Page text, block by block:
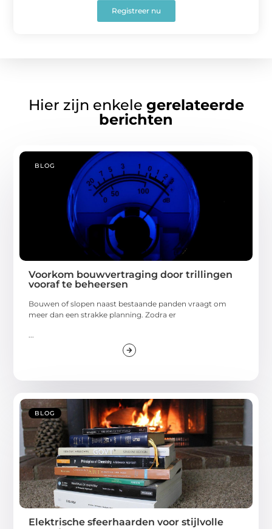
Registreer nu
Hier zijn enkele gerelateerde
berichten
BLOG
Voorkom bouwvertraging door trillingen
vooraf te beheersen
Bouwen of slopen naast bestaande panden vraagt om
meer dan een strakke planning. Zodra er
BLOG
Elektrische sfeerhaarden voor stijlvolle